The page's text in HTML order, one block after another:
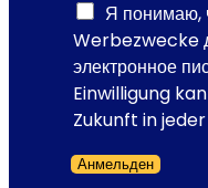
a
i
l
-
а
р
Я понимаю,
Werbezwecke
электронное
Einwilligung
Zukunft in
Анмельден